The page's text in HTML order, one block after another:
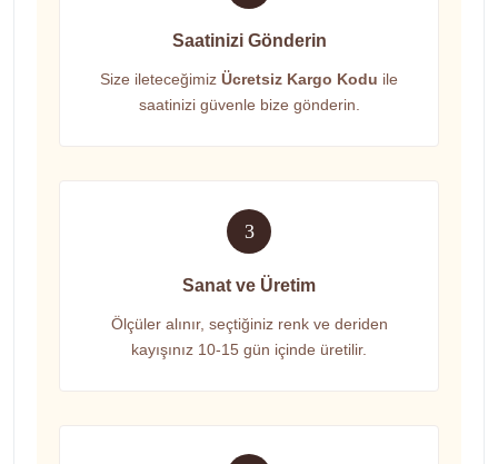
Saatinizi Gönderin
Size ileteceğimiz Ücretsiz Kargo Kodu ile
saatinizi güvenle bize gönderin.
3
Sanat ve Üretim
Ölçüler alınır, seçtiğiniz renk ve deriden
kayışınız 10-15 gün içinde üretilir.